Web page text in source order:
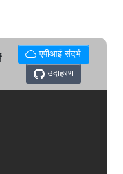
एपीआई संदर्भ
उदाहरण